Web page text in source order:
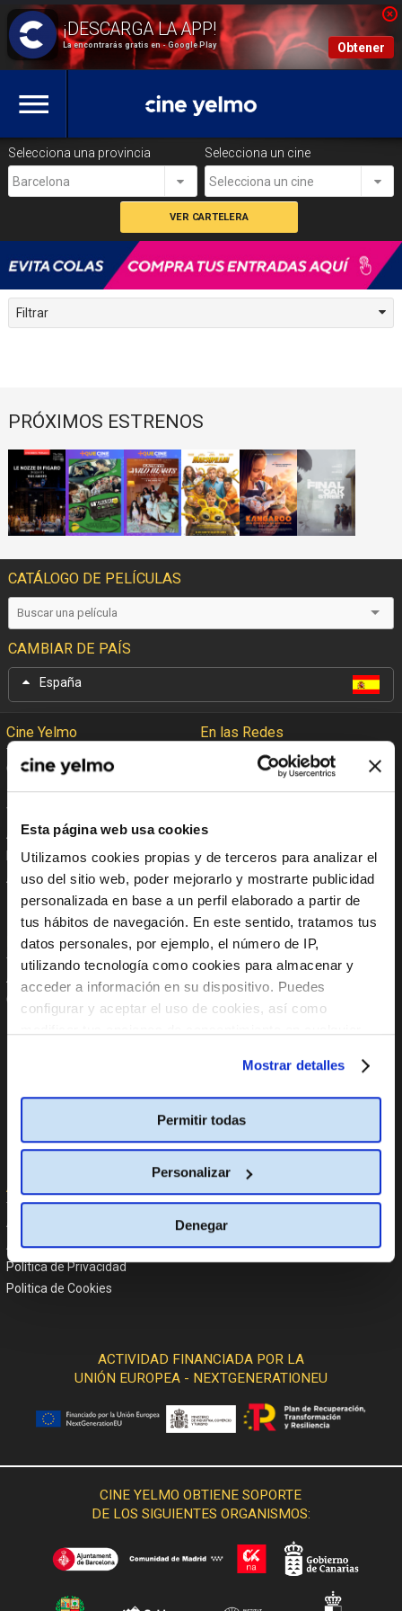
La encontrarás gratis en - Google Play Obtener
Esta página web usa cookies
Utilizamos cookies propias y de terceros para analizar el
uso del sitio web, poder mejorarlo y mostrarte publicidad
personalizada en base a un perfil elaborado a partir de
tus hábitos de navegación. En este sentido, tratamos tus
datos personales, por ejemplo, el número de IP,
utilizando tecnología como cookies para almacenar y
acceder a información en su dispositivo. Puedes
configurar y aceptar el uso de cookies, así como
Mostrar detalles
Permitir todas
Personalizar
Denegar
Selecciona una provincia
Barcelona
Selecciona un cine
Selecciona un cine
Filtrar
PRÓXIMOS ESTRENOS
CATÁLOGO DE PELÍCULAS
CAMBIAR DE PAÍS
España
Cine Yelmo
Garantía Cine Yelmo
+Que Cine
Trabaja con nosotros
Anúnciate en Cine Yelmo
Reservas de colegios
Apoyo Institucional
En las Redes
Twitter
Tik Tok
YouTube
Linkedin
Aplicaciones móviles
En tu Móvil
App Store
Google Play
Políticas
anticorrupción
Política Global de Protección
Política Global de Diversidad,
No Discriminación y No Acoso
Línea de Denuncia
Informe PCbCR
Ayuda
Atención al cliente
Aviso Legal
Política de Privacidad
Politica de Cookies
ACTIVIDAD FINANCIADA POR LA
UNIÓN EUROPEA - NEXTGENERATIONEU
CINE YELMO OBTIENE SOPORTE
DE LOS SIGUIENTES ORGANISMOS: